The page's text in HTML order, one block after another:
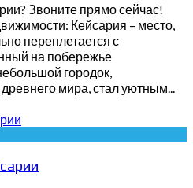
Звоните прямо сейчас!
Кейсария – место,
переплетается с
на побережье
городок,
мира, стал уютным...